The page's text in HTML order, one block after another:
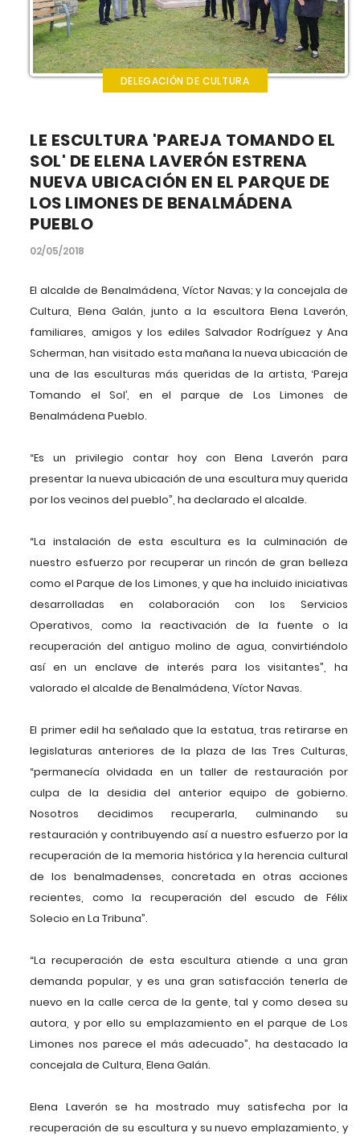
DELEGACIÓN DE CULTURA
LE ESCULTURA 'PAREJA TOMANDO EL
SOL' DE ELENA LAVERÓN ESTRENA
NUEVA UBICACIÓN EN EL PARQUE DE
LOS LIMONES DE BENALMÁDENA
PUEBLO
02/05/2018
El alcalde de Benalmádena, Víctor Navas; y la concejala de
Cultura, Elena Galán, junto a la escultora Elena Laverón,
familiares, amigos y los ediles Salvador Rodríguez y Ana
Scherman, han visitado esta mañana la nueva ubicación de
una de las esculturas más queridas de la artista, ‘Pareja
Tomando el Sol’, en el parque de Los Limones de
Benalmádena Pueblo.
“Es un privilegio contar hoy con Elena Laverón para
presentar la nueva ubicación de una escultura muy querida
por los vecinos del pueblo”, ha declarado el alcalde.
“La instalación de esta escultura es la culminación de
nuestro esfuerzo por recuperar un rincón de gran belleza
como el Parque de los Limones, y que ha incluido iniciativas
desarrolladas en colaboración con los Servicios
Operativos, como la reactivación de la fuente o la
recuperación del antiguo molino de agua, convirtiéndolo
así en un enclave de interés para los visitantes”, ha
valorado el alcalde de Benalmádena, Víctor Navas.
El primer edil ha señalado que la estatua, tras retirarse en
legislaturas anteriores de la plaza de las Tres Culturas,
“permanecía olvidada en un taller de restauración por
culpa de la desidia del anterior equipo de gobierno.
Nosotros decidimos recuperarla, culminando su
restauración y contribuyendo así a nuestro esfuerzo por la
recuperación de la memoria histórica y la herencia cultural
de los benalmadenses, concretada en otras acciones
recientes, como la recuperación del escudo de Félix
Solecio en La Tribuna”.
“La recuperación de esta escultura atiende a una gran
demanda popular, y es una gran satisfacción tenerla de
nuevo en la calle cerca de la gente, tal y como desea su
autora, y por ello su emplazamiento en el parque de Los
Limones nos parece el más adecuado”, ha destacado la
concejala de Cultura, Elena Galán.
Elena Laverón se ha mostrado muy satisfecha por la
recuperación de su escultura y su nuevo emplazamiento, y